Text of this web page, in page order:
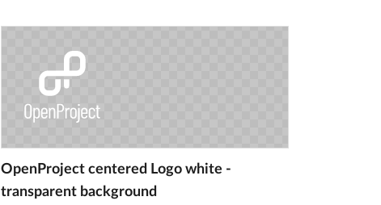
OpenProject centered Logo white -
transparent background